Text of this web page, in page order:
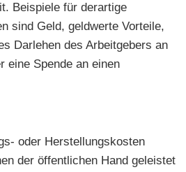
Beispiele für derartige
sind Geld, geldwerte Vorteile,
Darlehen des Arbeitgebers an
eine Spende an einen
oder Herstellungskosten
der öffentlichen Hand geleistet